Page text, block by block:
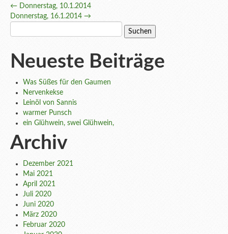
Datenschutz und Impressum
Post
navigation
← Donnerstag, 10.1.2014
Donnerstag, 16.1.2014 →
nach:
Neueste Beiträge
Was Süßes für den Gaumen
Nervenkekse
Leinöl von Sannis
warmer Punsch
ein Glühwein, swei Glühwein,
Archiv
Dezember 2021
Mai 2021
April 2021
Juli 2020
Juni 2020
März 2020
Februar 2020